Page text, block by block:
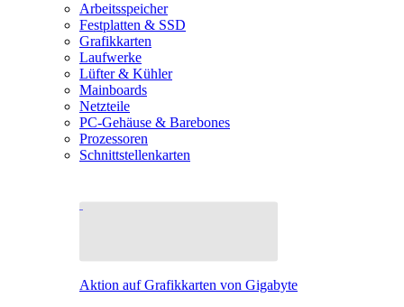
Arbeitsspeicher
Festplatten & SSD
Grafikkarten
Laufwerke
Lüfter & Kühler
Mainboards
Netzteile
PC-Gehäuse & Barebones
Prozessoren
Schnittstellenkarten
Aktion auf Grafikkarten von Gigabyte